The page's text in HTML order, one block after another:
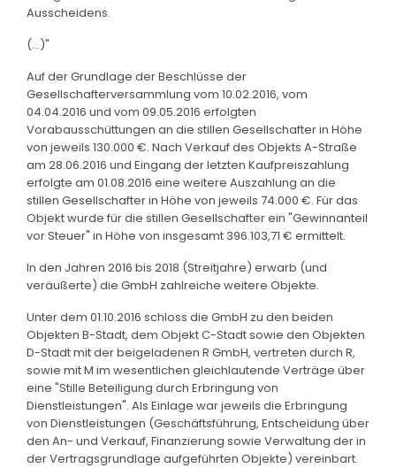
Ausscheidens.
(...)"
Auf der Grundlage der Beschlüsse der
Gesellschafterversammlung vom 10.02.2016, vom
04.04.2016 und vom 09.05.2016 erfolgten
Vorabausschüttungen an die stillen Gesellschafter in Höhe
von jeweils 130.000 €. Nach Verkauf des Objekts A-Straße
am 28.06.2016 und Eingang der letzten Kaufpreiszahlung
erfolgte am 01.08.2016 eine weitere Auszahlung an die
stillen Gesellschafter in Höhe von jeweils 74.000 €. Für das
Objekt wurde für die stillen Gesellschafter ein "Gewinnanteil
vor Steuer" in Höhe von insgesamt 396.103,71 € ermittelt.
In den Jahren 2016 bis 2018 (Streitjahre) erwarb (und
veräußerte) die GmbH zahlreiche weitere Objekte.
Unter dem 01.10.2016 schloss die GmbH zu den beiden
Objekten B-Stadt, dem Objekt C-Stadt sowie den Objekten
D-Stadt mit der beigeladenen R GmbH, vertreten durch R,
sowie mit M im wesentlichen gleichlautende Verträge über
eine "Stille Beteiligung durch Erbringung von
Dienstleistungen". Als Einlage war jeweils die Erbringung
von Dienstleistungen (Geschäftsführung, Entscheidung über
den An- und Verkauf, Finanzierung sowie Verwaltung der in
der Vertragsgrundlage aufgeführten Objekte) vereinbart.